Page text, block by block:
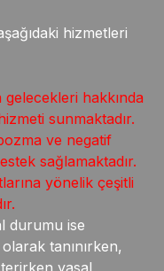
hizmetleri
hakkında
sunmaktadır.
ve negatif
sağlamaktadır.
yönelik çeşitli
durumu ise
tanınırken,
yasal